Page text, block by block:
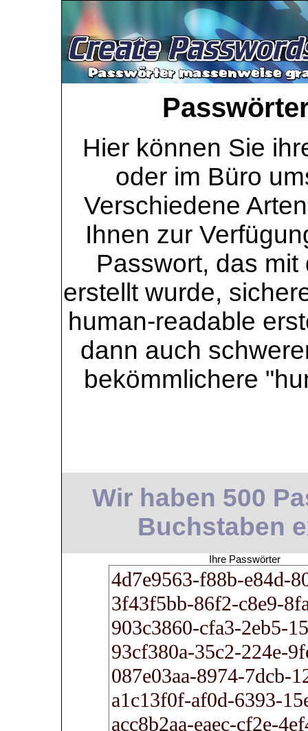
Hier können Sie
oder im Büro
Verschiedene
Ihnen zur
Passwort, das
erstellt wurde,
human-readable
dann auch
bekömmlichere
Wir haben 500
Buchstaben
Ihre Passwörter